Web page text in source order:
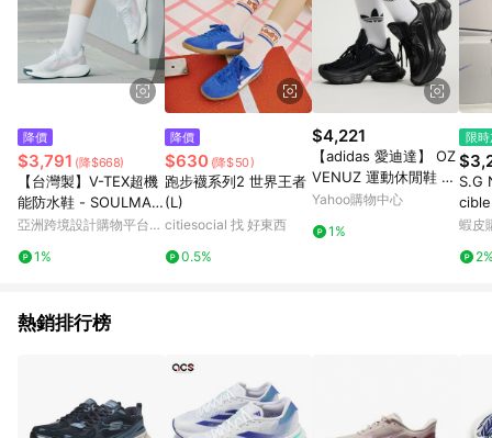
降價
$3,791 (降$668)
【台灣製】V-TEX超機
能防水鞋 - SOULMAD
E月光粉
亞洲跨境設計購物平台
1%
降價
$630 (降$50)
跑步襪系列2 世界王者
(L)
citiesocial 找 好東西
0.5%
$4,221
【adidas 愛迪達】 OZ
VENUZ 運動休閒鞋 老
爹鞋 女鞋 - Originals
Yahoo購物中心
1%
限
S.G
900
蝦皮
熱銷排行榜